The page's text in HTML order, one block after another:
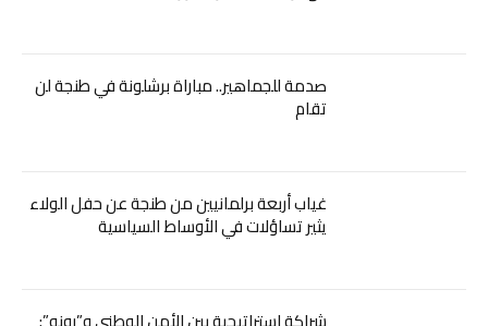
صدمة للجماهير.. مباراة برشلونة في طنجة لن
تقام
غياب أربعة برلمانيين من طنجة عن حفل الولاء
يثير تساؤلات في الأوساط السياسية